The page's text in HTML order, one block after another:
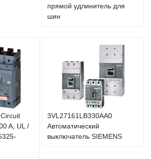
прямой удлинитель для
шин
A, UL /
3VL27161LB330AA0
Автоматический
выключатель SIEMENS